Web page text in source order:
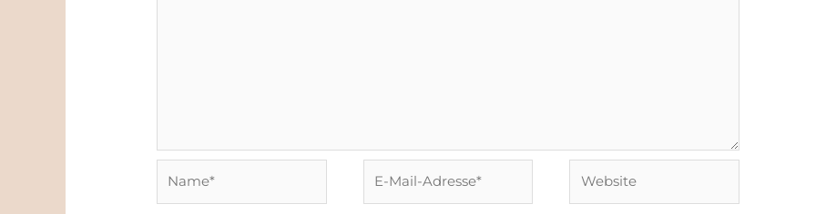
Mail-